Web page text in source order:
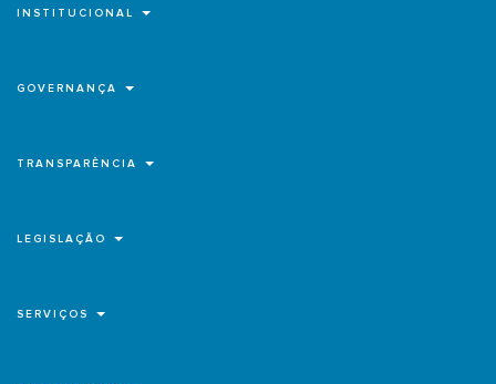
INSTITUCIONAL
GOVERNANÇA
TRANSPARÊNCIA
LEGISLAÇÃO
SERVIÇOS